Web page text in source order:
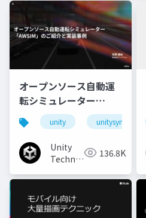
オープンソース自動運
転シミュレーター
「AWSIM」のご紹介と
実装事例
unity unitysync
Unity
Technologies136.8K